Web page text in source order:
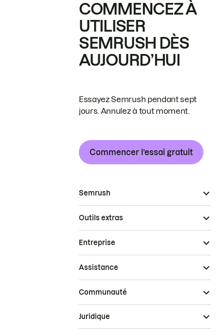
COMMENCEZ À
UTILISER
SEMRUSH DÈS
AUJOURD’HUI
Essayez Semrush pendant sept
jours. Annulez à tout moment.
Commencer l’essai gratuit
Semrush
Outils extras
Entreprise
Assistance
Communauté
Juridique